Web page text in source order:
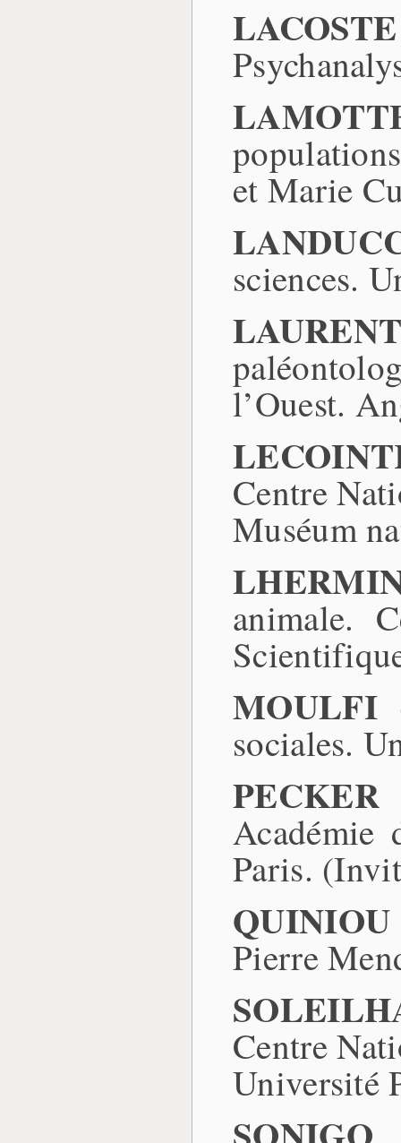
et Marie
sciences.
l’Ouest.
Centre
Muséum
animale.
MOULFI
sociales.
PECKER
Académie
Paris.
Pierre
Centre
Université